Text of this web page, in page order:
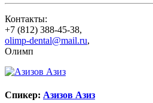
Контакты:
+7 (812) 388-45-38,
olimp-dental@mail.ru,
Олимп
Спикер: Азизов Азиз